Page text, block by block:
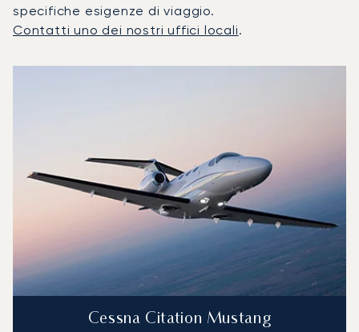
specifiche esigenze di viaggio.
Contatti uno dei nostri uffici locali.
Cessna Citation Mustang